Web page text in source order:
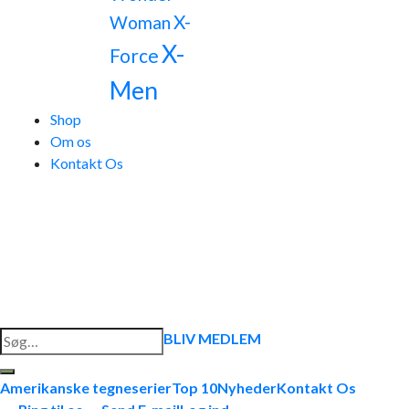
WomanX-
ForceX-
Men
Shop
Om os
Kontakt Os
Søg
efter:
BLIV MEDLEM
Amerikanske tegneserierTop 10NyhederKontakt Os